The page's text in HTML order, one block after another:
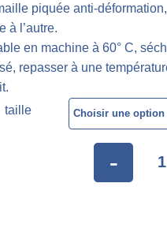
piquée anti-
à l’autre.
en machine à 60° C,
repasser à une
taille
-